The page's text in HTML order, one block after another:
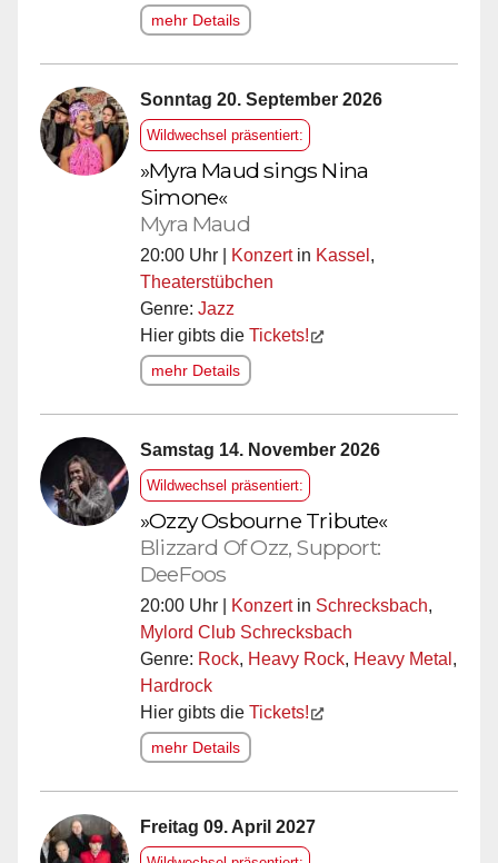
mehr Details
Sonntag 20. September 2026
Wildwechsel präsentiert:
»Myra Maud sings Nina
Simone«
Myra Maud
20:00 Uhr | Konzertin Kassel ,
Theaterstübchen
Genre: Jazz
Hier gibts die Tickets!
mehr Details
Samstag 14. November 2026
Wildwechsel präsentiert:
»Ozzy Osbourne Tribute«
Blizzard Of Ozz, Support:
DeeFoos
20:00 Uhr | Konzertin Schrecksbach,
Mylord Club Schrecksbach
Genre: Rock, Heavy Rock, Heavy Metal ,
Hardrock
Hier gibts die Tickets!
mehr Details
Freitag 09. April 2027